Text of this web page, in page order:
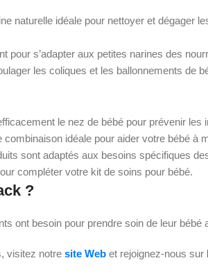
naturelle idéale pour nettoyer et dégager
pour s’adapter aux petites narines des
les coliques et les ballonnements de
le nez de bébé pour prévenir les
combinaison idéale pour aider votre bébé à
sont adaptés aux besoins spécifiques
compléter votre kit de soins pour bébé.
?
ont besoin pour prendre soin de leur
visitez notresite Web et rejoignez-nous sur